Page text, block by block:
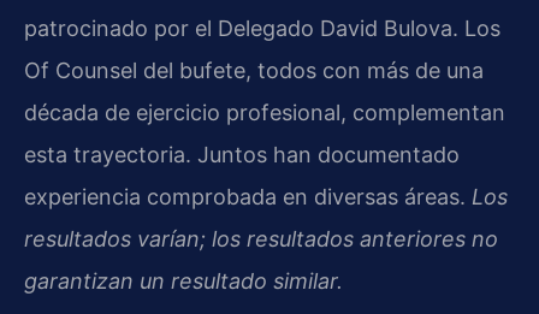
patrocinado por el Delegado David Bulova. Los
Of Counsel del bufete, todos con más de una
década de ejercicio profesional, complementan
esta trayectoria. Juntos han documentado
experiencia comprobada en diversas áreas. Los
resultados varían; los resultados anteriores no
garantizan un resultado similar.